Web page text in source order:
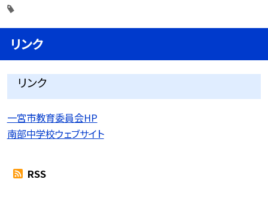
リンク
リンク
一宮市教育委員会HP
南部中学校ウェブサイト
RSS